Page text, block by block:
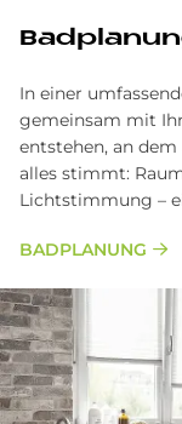
In einer
gemeinsam mit
entstehen, an
alles stimmt:
Lichtstimmung –
BAD­PLA­NUNG